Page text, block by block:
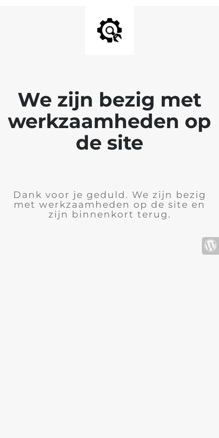
We zijn bezig met
werkzaamheden op
de site
Dank voor je geduld. We zijn bezig
met werkzaamheden op de site en
zijn binnenkort terug.